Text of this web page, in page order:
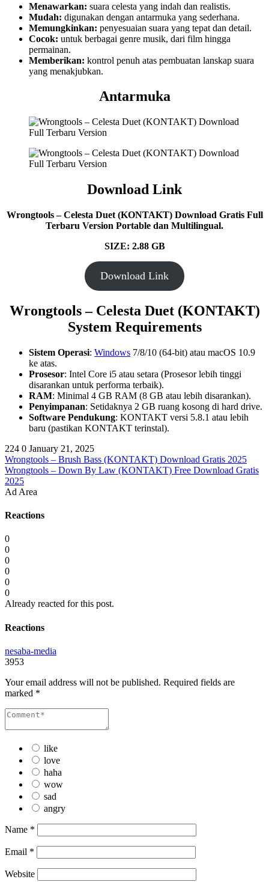
Menawarkan: suara celesta yang indah dan realistis.
Mudah: digunakan dengan antarmuka yang sederhana.
Memungkinkan: penyesuaian suara yang tepat dan detail.
Cocok: untuk berbagai genre musik, dari film hingga
permainan.
Memberikan: kontrol penuh atas pembuatan lanskap suara
yang menakjubkan.
Antarmuka
Download Link
Wrongtools – Celesta Duet (KONTAKT) Download Gratis Full
Terbaru Version Portable dan Multilingual.
SIZE: 2.88 GB
Download Link
Wrongtools – Celesta Duet (KONTAKT)
System Requirements
Sistem Operasi: Windows 7/8/10 (64-bit) atau macOS 10.9
ke atas.
Prosesor: Intel Core i5 atau setara (Prosesor lebih tinggi
disarankan untuk performa terbaik).
RAM: Minimal 4 GB RAM (8 GB atau lebih disarankan).
Penyimpanan: Setidaknya 2 GB ruang kosong di hard drive.
Software Pendukung: KONTAKT versi 5.8.1 atau lebih
baru (pastikan KONTAKT terinstal).
224 0 January 21, 2025
Wrongtools – Brush Bass (KONTAKT) Download Gratis 2025
Wrongtools – Down By Law (KONTAKT) Free Download Gratis
2025
Ad Area
Reactions
0
0
0
0
0
0
Already reacted for this post.
Reactions
nesaba-media
3953
Your email address will not be published. Required fields are
marked *
like
love
haha
wow
sad
angry
Name *
Email *
Website